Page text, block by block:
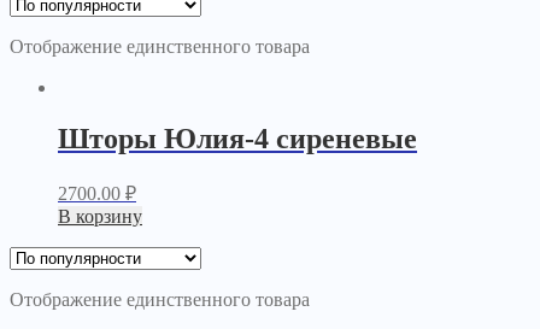
Отображение единственного товара
Шторы Юлия-4 сиреневые
2700.00 ₽
В корзину
Отображение единственного товара